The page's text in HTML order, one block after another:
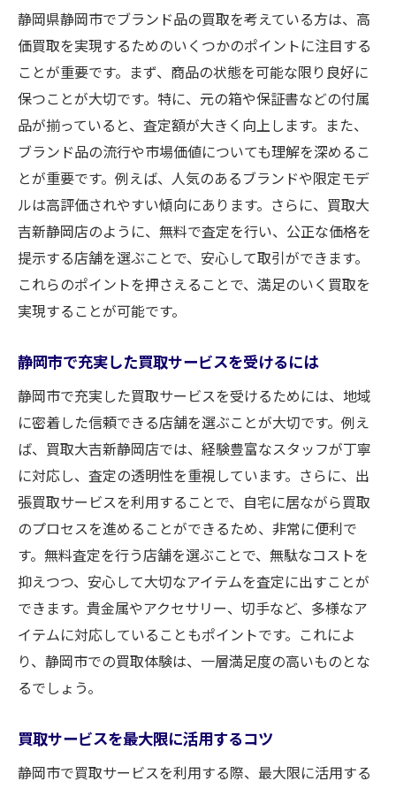
静岡県静岡市でブランド品の買取を考えている方は、高
価買取を実現するためのいくつかのポイントに注目する
ことが重要です。まず、商品の状態を可能な限り良好に
保つことが大切です。特に、元の箱や保証書などの付属
品が揃っていると、査定額が大きく向上します。また、
ブランド品の流行や市場価値についても理解を深めるこ
とが重要です。例えば、人気のあるブランドや限定モデ
ルは高評価されやすい傾向にあります。さらに、買取大
吉新静岡店のように、無料で査定を行い、公正な価格を
提示する店舗を選ぶことで、安心して取引ができます。
これらのポイントを押さえることで、満足のいく買取を
実現することが可能です。
静岡市で充実した買取サービスを受けるには
静岡市で充実した買取サービスを受けるためには、地域
に密着した信頼できる店舗を選ぶことが大切です。例え
ば、買取大吉新静岡店では、経験豊富なスタッフが丁寧
に対応し、査定の透明性を重視しています。さらに、出
張買取サービスを利用することで、自宅に居ながら買取
のプロセスを進めることができるため、非常に便利で
す。無料査定を行う店舗を選ぶことで、無駄なコストを
抑えつつ、安心して大切なアイテムを査定に出すことが
できます。貴金属やアクセサリー、切手など、多様なア
イテムに対応していることもポイントです。これによ
り、静岡市での買取体験は、一層満足度の高いものとな
るでしょう。
買取サービスを最大限に活用するコツ
静岡市で買取サービスを利用する際、最大限に活用する